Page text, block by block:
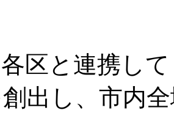
区と連携し
出し、市内